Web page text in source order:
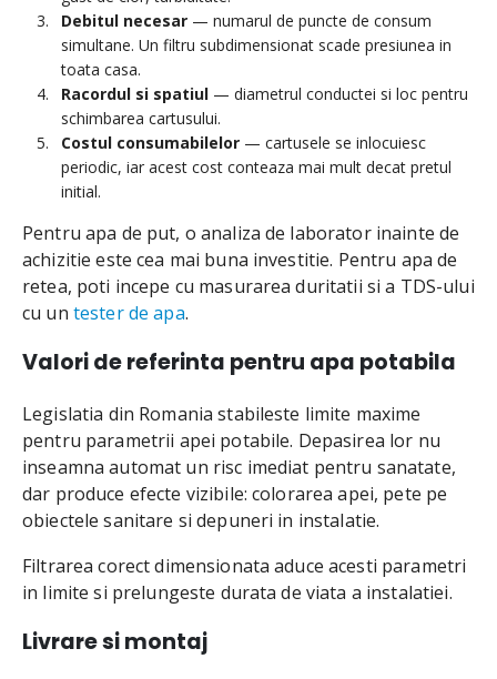
Debitul necesar — numarul de puncte de consum
simultane. Un filtru subdimensionat scade presiunea in
toata casa.
Racordul si spatiul — diametrul conductei si loc pentru
schimbarea cartusului.
Costul consumabilelor — cartusele se inlocuiesc
periodic, iar acest cost conteaza mai mult decat pretul
initial.
Pentru apa de put, o analiza de laborator inainte de
achizitie este cea mai buna investitie. Pentru apa de
retea, poti incepe cu masurarea duritatii si a TDS-ului
cu un tester de apa.
Valori de referinta pentru apa potabila
Legislatia din Romania stabileste limite maxime
pentru parametrii apei potabile. Depasirea lor nu
inseamna automat un risc imediat pentru sanatate,
dar produce efecte vizibile: colorarea apei, pete pe
obiectele sanitare si depuneri in instalatie.
Filtrarea corect dimensionata aduce acesti parametri
in limite si prelungeste durata de viata a instalatiei.
Livrare si montaj